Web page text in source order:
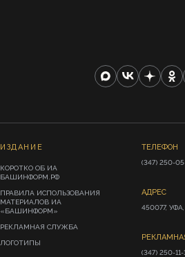
ИЗДАНИЕ
КОРОТКО ОБ ИА
БАШИНФОРМ.РФ
ПРАВИЛА ИСПОЛЬЗОВАНИЯ
МАТЕРИАЛОВ ИА
«БАШИНФОРМ»
РЕКЛАМНАЯ СЛУЖБА
ЛОГОТИПЫ
ТЕЛЕФОН
(347) 250-
АДРЕС
450077,
(347) 250-11-